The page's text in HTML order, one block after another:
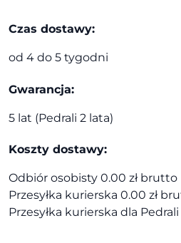
Czas dostawy:
od 4 do 5 tygodni
Gwarancja:
5 lat (Pedrali 2 lata)
Koszty dostawy:
Odbiór osobisty 0.00 zł brutto
Przesyłka kurierska 0.00 zł
Przesyłka kurierska dla